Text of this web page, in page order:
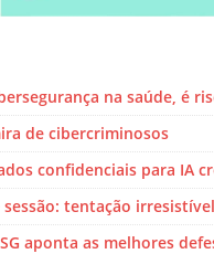
na saúde, é
de cibercriminosos
confidenciais para IA
sessão: tentação
aponta as melhores